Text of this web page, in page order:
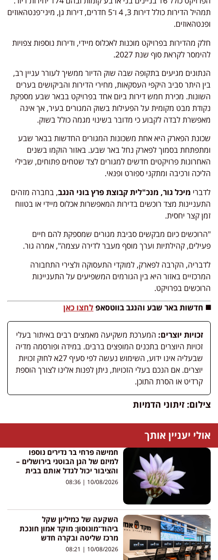
תמהיל הדירות כולל דירות 3, 4 ו־5 חדרים, דירות גן, מיני־פנטהאוזים
ופנטהאוזים.
חלק מהדירות בפרויקט מוכנות לאכלוס מיידי, ודירות נוספות צפויות
להימסר לקראת סוף שנת 2027.
הנתונים מגיעים בתקופה שבה שוק הדיור ממשיך לעורר עניין רב,
בין היתר סביב היקפי העסקאות, מחירי הדירות והביקושים בערים
השונות. מכירת חמש דירות ביום אחד בפרויקט בבאר שבע מספקת
נקודת מבט מקומית על הפעילות בשוק המגורים בעיר, אך אינה
מאפשרת לבדה לקבוע כי מדובר בשינוי מגמה כולל בשוק.
שכונת הפארק היא אחת משכונות המגורים החדשות בבאר שבע
ומתפתחת בסמוך לפארק נחל באר שבע. באזור הוקמו בשנים
האחרונות פרויקטים חדשים למגורים לצד שטחים פתוחים, שבילי
הליכה ורכיבה ומתקני ספורט ופנאי.
לדברי מיכל גור, מנכ"לית קבוצת פרץ בוני הנגב, בחברה מזהים
התעניינות מצד רוכשים בדירות המאפשרות אכלוס מיידי או בטווח
זמן קצר יחסית.
"הרוכשים כיום מבקשים סביבת מגורים שמספקת להם חיים
פעילים, קהילתיות וערך מוסף מעבר לדירה עצמה", אמרה גור.
לדבריה, הקרבה לפארק, למוקדי התעסוקה ולצירי התחבורה
המרכזיים באזור היא בין הגורמים המשפיעים על התעניינות
הרוכשים בפרויקט.
◼️ חדשות באר שבע והנגב בווטסאפלחצו כאן
זכויות יוצרים: המערכת משקיעה מאמצים רבים באיתור בעלי
זכויות היוצרים בתכנים המופצים ברבים. במידה ופורסמה מדיה
שבעליה אינו ידוע, השימוש נעשה לפי סעיף 27א לחוק זכויות
יוצרים. אם הנכם בעלי הזכויות, ניתן לפנות אלינו לצורך הוספת
קרדיט או הסרת התוכן.
צילום: זיתוני הדמיות
אולי יעניין אותך
חמישה פרחי בר נדירים נוספו
למיזם של הגן הבוטני בירושלים –
והציבור יכול לגדל אותם בבית
10/08/2026
השקעה של כמיליון שקל
ביהוד־מונוסון: מוקד אמון חונכת
מרכז שליטה ובקרה חדש
10/08/2026